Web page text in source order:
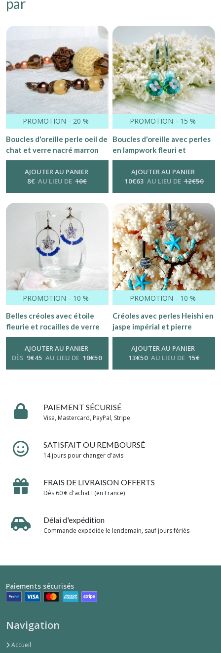
PROMOTION - 20 %
Boucles d'oreille perle oeil de
chat et verre nacré marron
AJOUTER AU PANIER
8€ AU LIEU DE 10€
PROMOTION - 15 %
Boucles d'oreille avec perles
en lampwork fleuri et
nacrées turquoise.
AJOUTER AU PANIER
10€63 AU LIEU DE 12€50
PROMOTION - 10 %
Belles créoles avec étoile
fleurie et rocailles de verre
bleu et ivoire
AJOUTER AU PANIER
DÈS 9€45 AU LIEU DE 10€50
PROMOTION - 10 %
Créoles avec perles Heishi en
jaspe impérial et pierre
howlite turquoise.
AJOUTER AU PANIER
13€50 AU LIEU DE 15€
PAIEMENT SÉCURISÉ
Visa, Mastercard, PayPal, Stripe
SATISFAIT OU REMBOURSÉ
14 jours pour changer d'avis
FRAIS DE LIVRAISON OFFERTS
Dès 60 € d'achat ! (en France)
Délai d'expédition
Commande expédiée le lendemain, sauf jours fériés
Paiements sécurisés
Navigation
Accueil